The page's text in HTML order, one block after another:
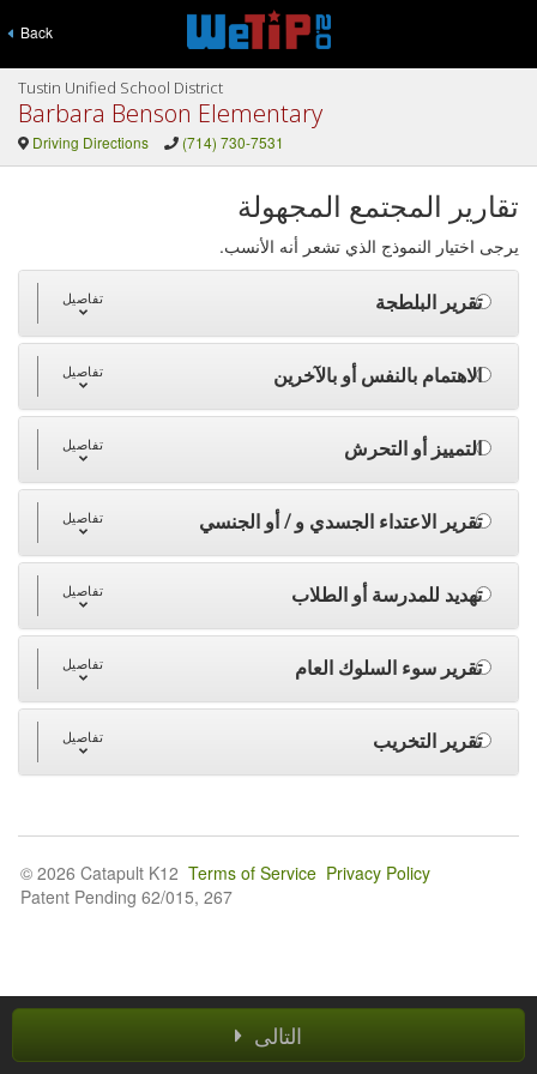
Back
Tustin Unified School District
Barbara Benson Elementary
Driving Directions (714) 730-7531
تقارير المجتمع المجهولة
يرجى اختيار النموذج الذي تشعر أنه الأنسب.
تقرير البلطجة تفاصيل
الاهتمام بالنفس أو بالآخرين تفاصيل
التمييز أو التحرش تفاصيل
تقرير الاعتداء الجسدي و / أو الجنسي تفاصيل
تهديد للمدرسة أو الطلاب تفاصيل
تقرير سوء السلوك العام تفاصيل
تقرير التخريب تفاصيل
التالى
© 2026 Catapult K12 Terms of Service Privacy Policy
Patent Pending 62/015, 267